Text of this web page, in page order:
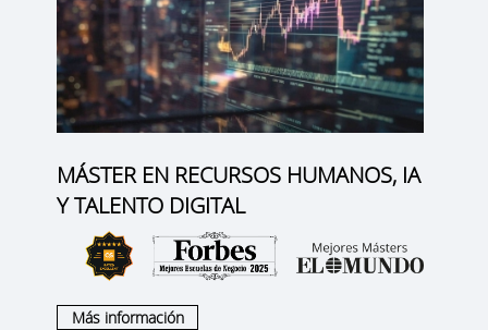
MÁSTER EN RECURSOS HUMANOS, IA
Y TALENTO DIGITAL
Más información